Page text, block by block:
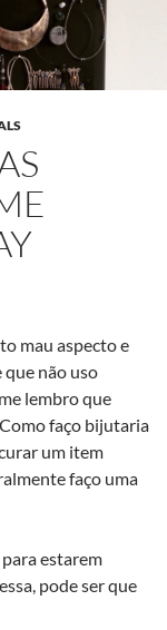
mau aspecto e
não uso
lembro que
faço bijutaria
um item
faço uma
estarem
pode ser que